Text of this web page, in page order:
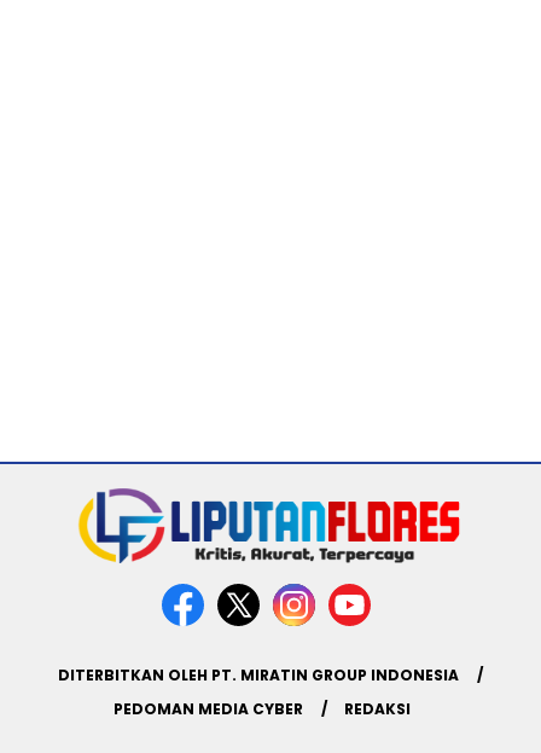
DITERBITKAN OLEH PT. MIRATIN GROUP INDONESIA
PEDOMAN MEDIA CYBER
REDAKSI